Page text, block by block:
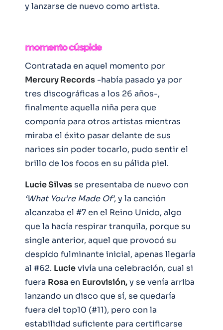
y lanzarse de nuevo como artista.
Contratada en aquel momento por
Mercury Records -había pasado ya por
tres discográficas a los 26 años-,
finalmente aquella niña pera que
componía para otros artistas mientras
miraba el éxito pasar delante de sus
narices sin poder tocarlo, pudo sentir el
brillo de los focos en su pálida piel.
Lucie Silvasse presentaba de nuevo con
‘What You’re Made Of’, y la canción
alcanzaba el #7 en el Reino Unido, algo
que la hacía respirar tranquila, porque su
single anterior, aquel que provocó su
despido fulminante inicial, apenas llegaría
al #62. Lucievivía una celebración, cual si
fuera Rosaen Eurovisión,y se venía arriba
lanzando un disco que sí, se quedaría
fuera del top10 (#11), pero con la
estabilidad suficiente para certificarse